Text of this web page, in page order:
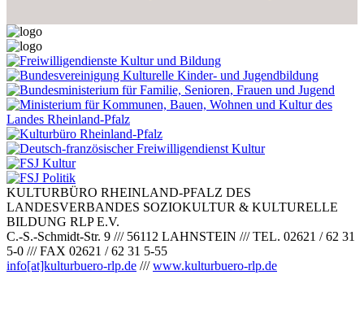
KULTURBÜRO RHEINLAND-PFALZ DES
LANDESVERBANDES SOZIOKULTUR & KULTURELLE
BILDUNG RLP E.V.
C.-S.-Schmidt-Str. 9 ///56112 LAHNSTEIN ///TEL. 02621 / 62 31
5-0 ///FAX 02621 / 62 31 5-55
info[at]kulturbuero-rlp.de /// www.kulturbuero-rlp.de